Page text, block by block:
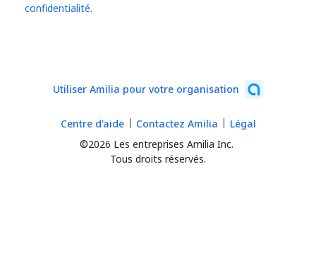
confidentialité.
Utiliser Amilia pour votre organisation
©2026 Les entreprises Amilia Inc.
Tous droits réservés.
Centre d'aide Contactez Amilia Légal